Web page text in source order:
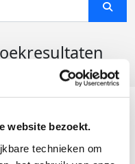
website bezoekt.
technieken om